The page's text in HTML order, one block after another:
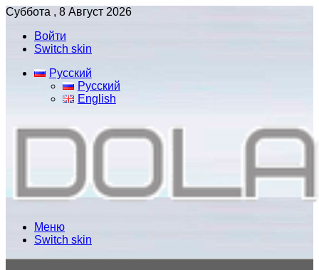
Суббота , 8 Август 2026
Войти
Switch skin
Русский
Русский
English
Меню
Switch skin